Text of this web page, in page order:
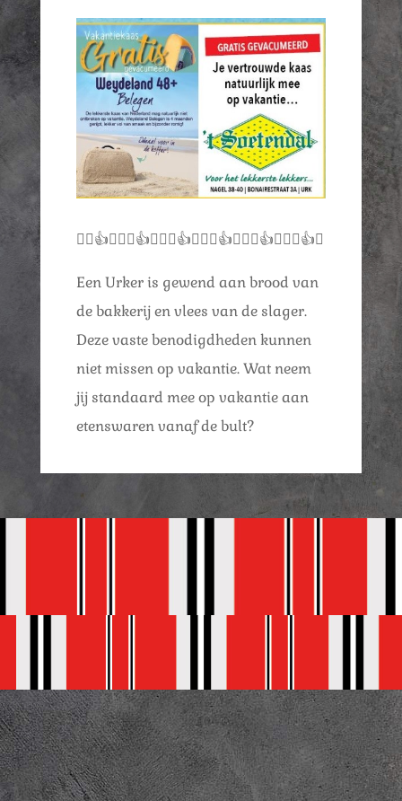
👍🏿👍😃👍🏿👍😃👍🏿👍😃👍🏿👍😃👍🏿👍😃👍🏿👍😃
Een Urker is gewend aan brood van
de bakkerij en vlees van de slager.
Deze vaste benodigdheden kunnen
niet missen op vakantie. Wat neem
jij standaard mee op vakantie aan
etenswaren vanaf de bult?